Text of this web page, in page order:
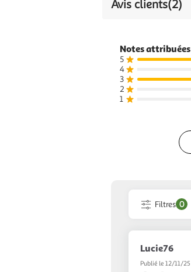
Avis clients(2)
Notes attribuées
5
4
3
2
1
Filtres 0
Lucie76
Publié le 12/11/25